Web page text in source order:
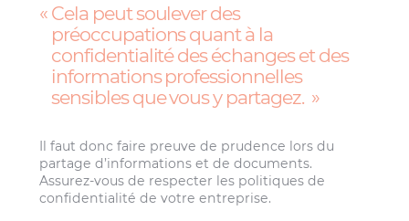
Cela peut soulever des
préoccupations quant à la
confidentialité des échanges et des
informations professionnelles
sensibles que vous y partagez.
Il faut donc faire preuve de prudence lors du
partage d’informations et de documents.
Assurez-vous de respecter les politiques de
confidentialité de votre entreprise.